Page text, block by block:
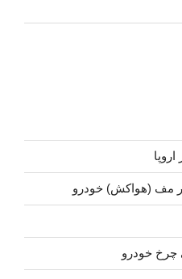
مف (هواکش) خودرو
چرخ خودرو